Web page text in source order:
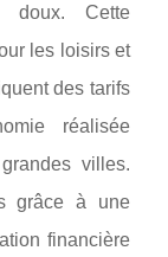
doux. Cette
les loisirs et
des tarifs
réalisée
villes.
grâce à une
financière